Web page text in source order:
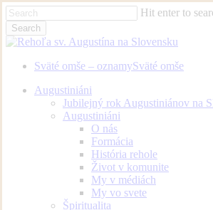
Skip
to
main
content
Hit enter to
Search
Close
Sväté omše – oznamySväté omše
Menu
Augustiniáni
Jubilejný rok Augustiniánov na
Augustiniáni
O nás
Formácia
História rehole
Život v komunite
My v médiách
My vo svete
Špiritualita